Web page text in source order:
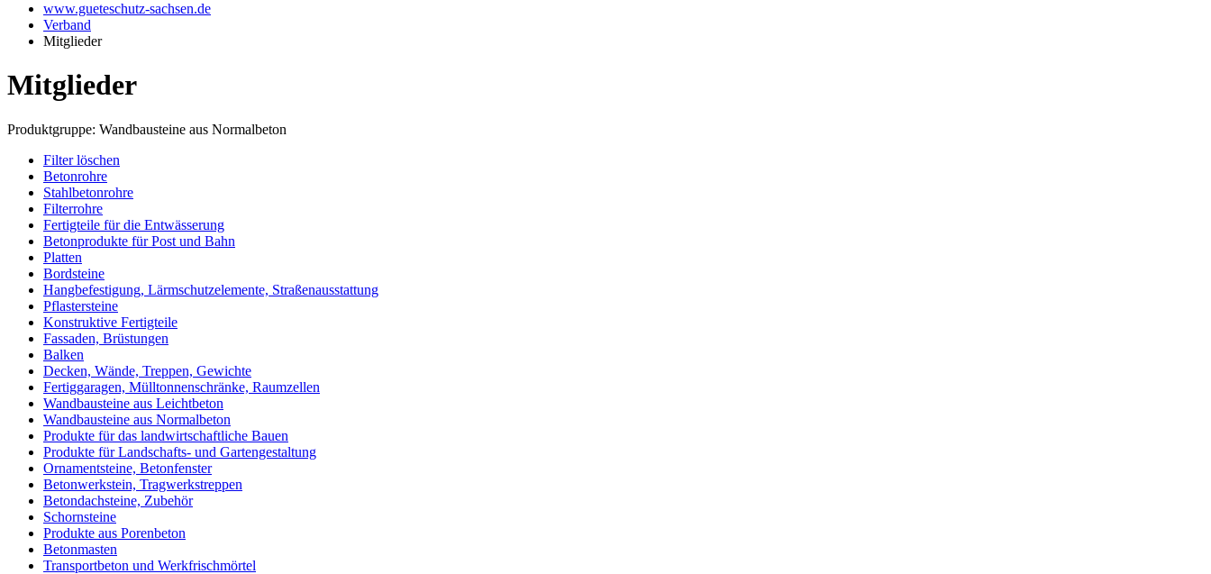
www.gueteschutz-sachsen.de
Verband
Mitglieder
Mitglieder
Produktgruppe: Wandbausteine aus Normalbeton
Filter löschen
Betonrohre
Stahlbetonrohre
Filterrohre
Fertigteile für die Entwässerung
Betonprodukte für Post und Bahn
Platten
Bordsteine
Hangbefestigung, Lärmschutzelemente, Straßenausstattung
Pflastersteine
Konstruktive Fertigteile
Fassaden, Brüstungen
Balken
Decken, Wände, Treppen, Gewichte
Fertiggaragen, Mülltonnenschränke, Raumzellen
Wandbausteine aus Leichtbeton
Wandbausteine aus Normalbeton
Produkte für das landwirtschaftliche Bauen
Produkte für Landschafts- und Gartengestaltung
Ornamentsteine, Betonfenster
Betonwerkstein, Tragwerkstreppen
Betondachsteine, Zubehör
Schornsteine
Produkte aus Porenbeton
Betonmasten
Transportbeton und Werkfrischmörtel